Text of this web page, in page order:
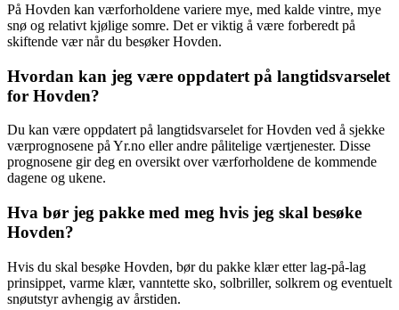
På Hovden kan værforholdene variere mye, med kalde vintre, mye
snø og relativt kjølige somre. Det er viktig å være forberedt på
skiftende vær når du besøker Hovden.
Hvordan kan jeg være oppdatert på langtidsvarselet
for Hovden?
Du kan være oppdatert på langtidsvarselet for Hovden ved å sjekke
værprognosene på Yr.no eller andre pålitelige værtjenester. Disse
prognosene gir deg en oversikt over værforholdene de kommende
dagene og ukene.
Hva bør jeg pakke med meg hvis jeg skal besøke
Hovden?
Hvis du skal besøke Hovden, bør du pakke klær etter lag-på-lag
prinsippet, varme klær, vanntette sko, solbriller, solkrem og eventuelt
snøutstyr avhengig av årstiden.